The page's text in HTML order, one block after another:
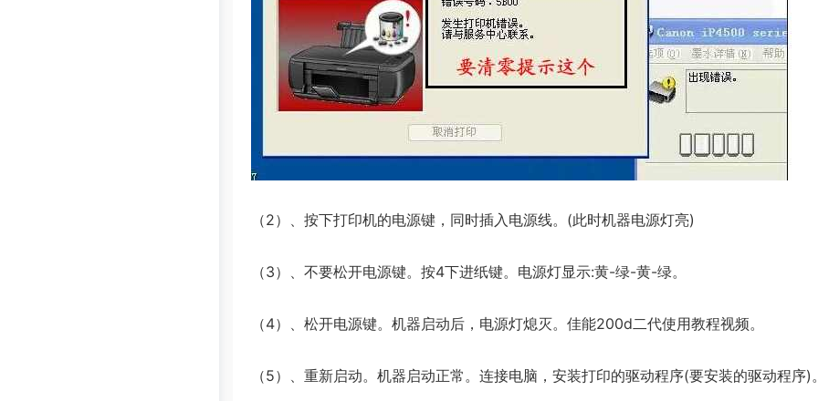
（2）、按下打印机的电源键，同时插入电源线。(此时机器电源灯亮)
（3）、不要松开电源键。按4下进纸键。电源灯显示:黄-绿-黄-绿。
（4）、松开电源键。机器启动后，电源灯熄灭。佳能200d二代使用教程视频。
（5）、重新启动。机器启动正常。连接电脑，安装打印的驱动程序(要安装的驱动程序)。